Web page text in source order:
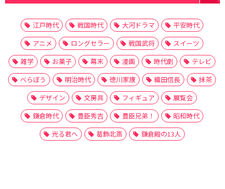
江戸時代 戦国時代 大河ドラマ
平安時代
アニメ
ロングセラー 戦国武将
スイーツ
雑学
お菓子 幕末 漫画 時代劇
テレビ
べらぼう
明治時代 徳川家康 織田信長
抹茶
デザイン
文房具 フィギュア
展覧会
鎌倉時代
豊臣秀吉 豊臣兄弟！
昭和時代
光る君へ
葛飾北斎 鎌倉殿の13人